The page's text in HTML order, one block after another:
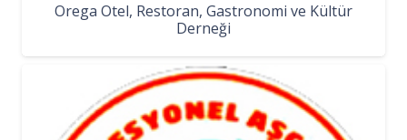
Orega Otel, Restoran, Gastronomi ve Kültür
Derneği